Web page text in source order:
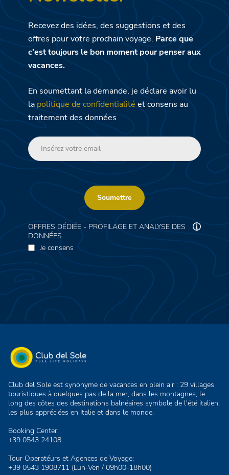
Recevez des idées, des suggestions et des
offres pour votre prochain voyage. Parce que
c'est toujours le bon moment pour penser aux
vacances.
En soumettant la demande, je déclare avoir lu
la politique de confidentialité et consens au
traitement des données
Soumettre
OFFRES DÉDIÉE - PROFILAGE ET ANALYSE DES
DONNÉES
Je consens
Club del Sole est synonyme de vacances en plein air : 29 villages
touristiques à quelques pas de la mer, dans les montagnes, le
long des côtes des destinations balnéaires symbole de l'été italien,
les plus appréciées en Italie et dans le monde.
Booking Center:
+39 0543 24108
Tour Operatéurs et Agences de Voyage:
+39 0543 1908711 (Lun-Ven / 09h00-18h00)